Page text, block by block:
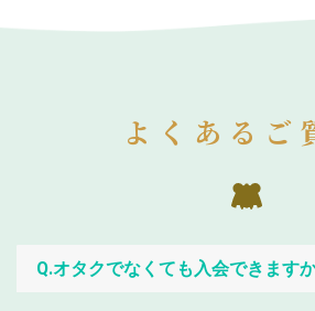
よくあるご
Q.オタクでなくても入会できます